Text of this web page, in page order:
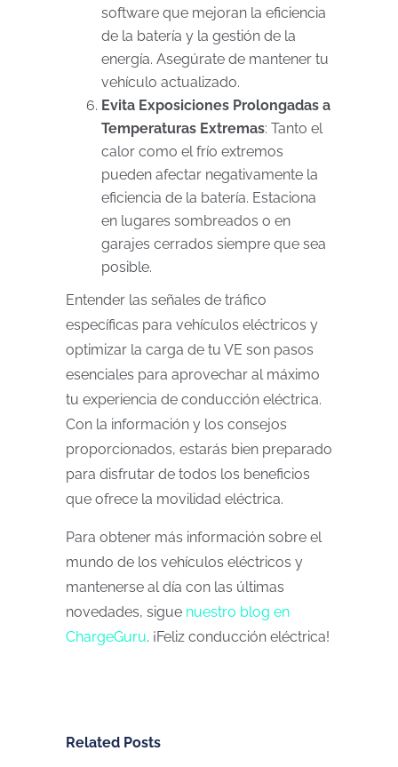
software que mejoran la eficiencia
de la batería y la gestión de la
energía. Asegúrate de mantener tu
vehículo actualizado.
Evita Exposiciones Prolongadas a
Temperaturas Extremas: Tanto el
calor como el frío extremos
pueden afectar negativamente la
eficiencia de la batería. Estaciona
en lugares sombreados o en
garajes cerrados siempre que sea
posible.
Entender las señales de tráfico
específicas para vehículos eléctricos y
optimizar la carga de tu VE son pasos
esenciales para aprovechar al máximo
tu experiencia de conducción eléctrica.
Con la información y los consejos
proporcionados, estarás bien preparado
para disfrutar de todos los beneficios
que ofrece la movilidad eléctrica.
Para obtener más información sobre el
mundo de los vehículos eléctricos y
mantenerse al día con las últimas
novedades, sigue nuestro blog en
ChargeGuru. ¡Feliz conducción eléctrica!
Related Posts